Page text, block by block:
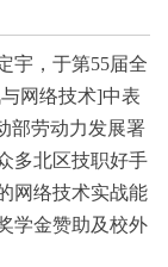
宇 ，于第55届全
网络技术]中表
部劳动力发展署
多北区技职好手
网络技术实战能
学金赞助及校外